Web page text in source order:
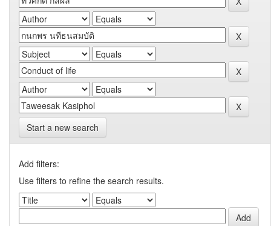
Start a new search
Add filters:
Use filters to refine the search results.